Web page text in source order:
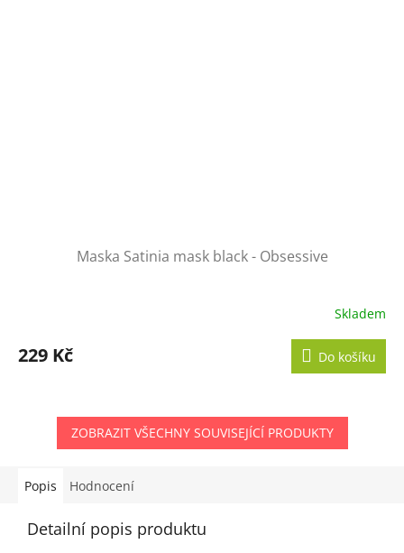
Maska Satinia mask black - Obsessive
Skladem
229 Kč Do košíku
ZOBRAZIT VŠECHNY SOUVISEJÍCÍ PRODUKTY
Popis Hodnocení
Detailní popis produktu